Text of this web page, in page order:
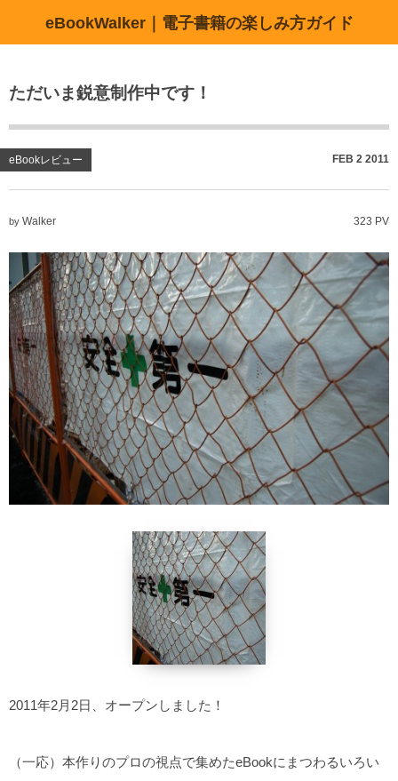
eBookWalker｜電子書籍の楽しみ方ガイド
ただいま鋭意制作中です！
eBookレビュー FEB 2 2011
by Walker 323 PV
2011年2月2日、オープンしました！
（一応）本作りのプロの視点で集めたeBookにまつわるいろい